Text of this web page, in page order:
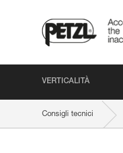
VERTICALITÀ
Consigli tecnici